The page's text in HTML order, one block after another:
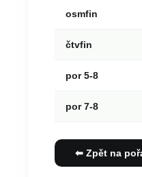
osmfin
čtvfin
por 5-8
por 7-8
⬅ Zpět na